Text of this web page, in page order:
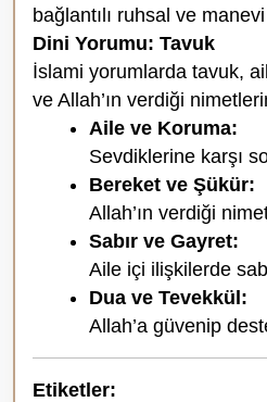
bağlantılı ruhsal ve
Dini Yorumu: Tavuk
İslami yorumlarda tavuk,
ve Allah’ın verdiği
Aile ve Koruma:
Sevdiklerine karşı
Bereket ve Şükür:
Allah’ın verdiği
Sabır ve Gayret:
Aile içi ilişkilerde
Dua ve Tevekkül:
Allah’a güvenip
Etiketler: